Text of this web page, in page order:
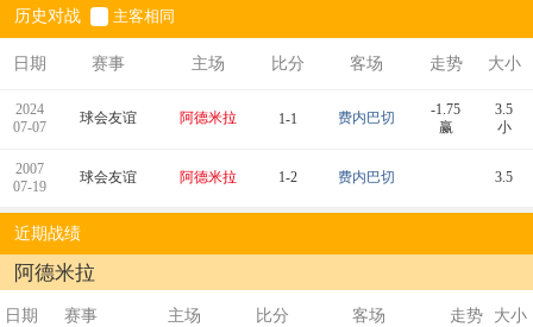
历史对战 主客相同
日期 赛事 主场 比分 客场 走势 大小
2024
07-07
球会友谊 阿德米拉 1-1 费内巴切
-1.75
赢
3.5
小
2007
07-19
球会友谊 阿德米拉 1-2 费内巴切 3.5
近期战绩
阿德米拉
日期 赛事 主场 比分 客场 走势 大小